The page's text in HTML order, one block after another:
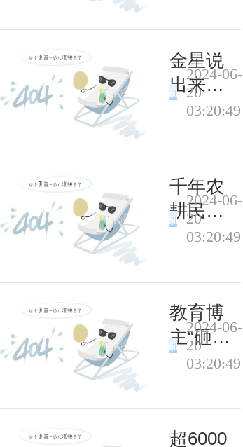
问百日
咳防治
金星说
出来混
迟早要
《狂人
日记》
选段引
猜测
2024-06-
20
03:20:49
千年农
耕民
俗“开秧
意
2024-06-
20
03:20:49
教育博
主“砸玩
具”式粗
引争
议，嘉
2024-06-
20
03:20:49
超6000